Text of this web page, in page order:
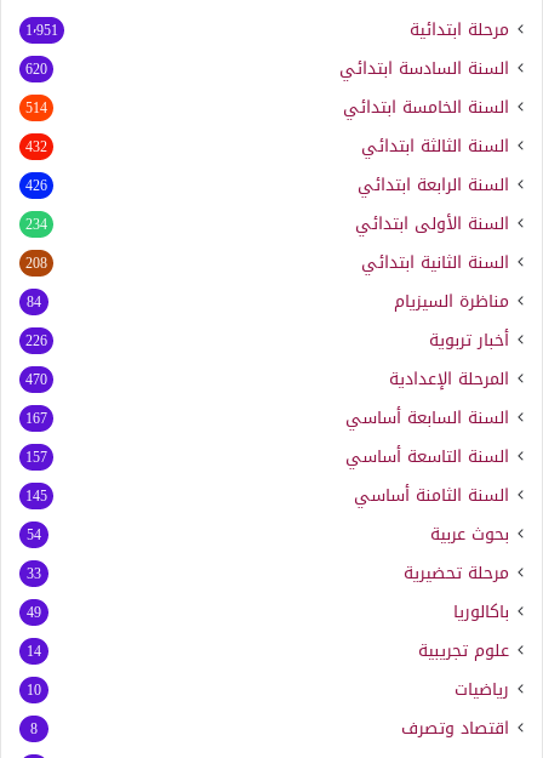
مرحلة ابتدائية 1٬951
السنة السادسة ابتدائي 620
السنة الخامسة ابتدائي 514
السنة الثالثة ابتدائي 432
السنة الرابعة ابتدائي 426
السنة الأولى ابتدائي 234
السنة الثانية ابتدائي 208
مناظرة السيزيام 84
أخبار تربوية 226
المرحلة الإعدادية 470
السنة السابعة أساسي 167
السنة التاسعة أساسي 157
السنة الثامنة أساسي 145
بحوث عربية 54
مرحلة تحضيرية 33
باكالوريا 49
علوم تجريبية 14
رياضيات 10
اقتصاد وتصرف 8